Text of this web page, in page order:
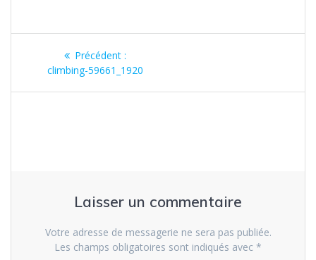
Navigation
Précédent :
précédent
climbing-59661_1920
Laisser un commentaire
Votre adresse de messagerie ne sera pas publiée.
Les champs obligatoires sont indiqués avec *